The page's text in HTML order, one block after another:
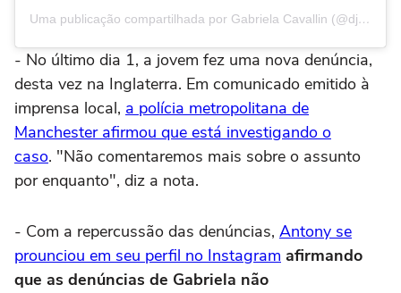
Uma publicação compartilhada por Gabriela Cavallin (@djgabicavallin)
- No último dia 1, a jovem fez uma nova denúncia,
desta vez na Inglaterra. Em comunicado emitido à
imprensa local, a polícia metropolitana de
Manchester afirmou que está investigando o
caso. "Não comentaremos mais sobre o assunto
por enquanto", diz a nota.
- Com a repercussão das denúncias, Antony se
prounciou em seu perfil no Instagram afirmando
que as denúncias de Gabriela não